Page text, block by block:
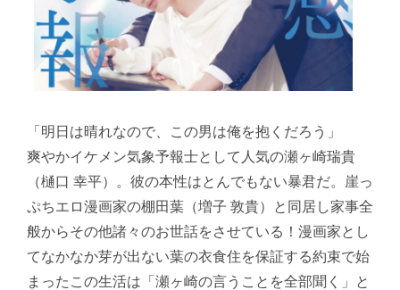
「明日は晴れなので、この男は俺を抱くだろう」
爽やかイケメン気象予報士として人気の瀬ヶ崎瑞貴
（樋口 幸平）。彼の本性はとんでもない暴君だ。崖っ
ぷちエロ漫画家の棚田葉（増子 敦貴）と同居し家事全
般からその他諸々のお世話をさせている！漫画家とし
てなかなか芽が出ない葉の衣食住を保証する約束で始
まったこの生活は「瀬ヶ崎の言うことを全部聞く」と